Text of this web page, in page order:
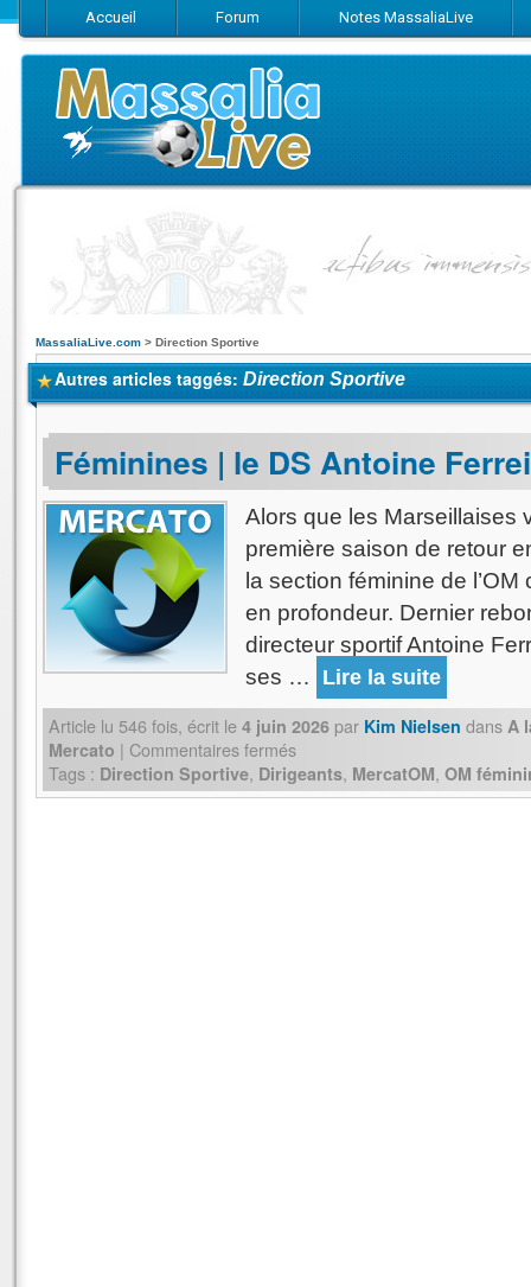
Accueil Forum Notes MassaliaLive
Suivez-nous sur Facebook
Suivez-nous sur Twitter
Abonnez-
MassaliaLive.com > Direction Sportive
Autres articles taggés: Direction Sportive
Féminines | le DS Antoine
Alors que les Marseillaises
première saison de retour
la section féminine de
en profondeur. Dernier
directeur sportif Antoine
ses …
Lire la suite
Article lu 546 fois, écrit le 4 juin 2026 par Kim Nielsen dans A
Mercato | Commentaires fermés
Tags : Direction Sportive, Dirigeants, MercatOM, OM